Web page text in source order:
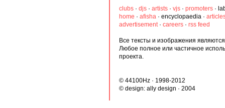
clubs · djs · artists · vjs · promoters ·
home · afisha · encyclopaedia ·
advertisement· careers · rss feed
Все тексты и изображения
Любое полное или частичное
проекта.
© 44100Hz · 1998-2012
© design: ally design · 2004